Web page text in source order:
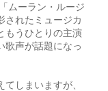
ムーラン・ルージ
されたミュージカ
もうひとりの主演
歌声が話題になっ
しまいますが、